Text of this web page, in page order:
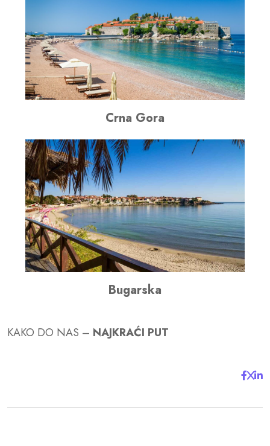
Crna Gora
Bugarska
KAKO DO NAS – NAJKRAĆI PUT